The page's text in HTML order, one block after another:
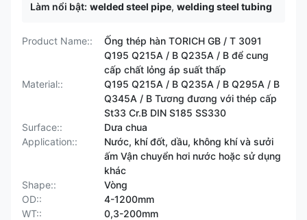
Làm nổi bật: welded steel pipe, welding steel tubing
Product Name::
Ống thép hàn TORICH GB / T 3091
Q195 Q215A / B Q235A / B để cung
cấp chất lỏng áp suất thấp
Material::
Q195 Q215A / B Q235A / B Q295A / B
Q345A / B Tương đương với thép cấp
St33 Cr.B DIN S185 SS330
Surface::
Dưa chua
Application::
Nước, khí đốt, dầu, không khí và sưởi
ấm Vận chuyển hơi nước hoặc sử dụng
khác
Shape::
Vòng
OD::
4-1200mm
WT::
0,3-200mm